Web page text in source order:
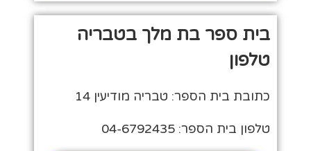
בית ספר בת מלך בטבריה
טלפון
כתובת בית הספר: טבריה מודיעין 14
טלפון בית הספר: 04-6792435